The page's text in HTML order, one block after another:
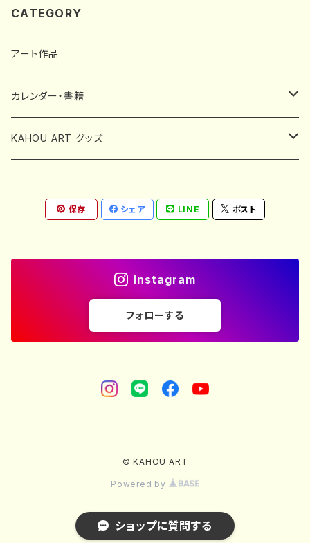
CATEGORY
アート作品
カレンダー・書籍
中林可寶カレンダー
KAHOU ART グッズ
ポストカード
保存 シェア LINE ポスト
Instagram
フォローする
© KAHOU ART
Powered by
ショップに質問する